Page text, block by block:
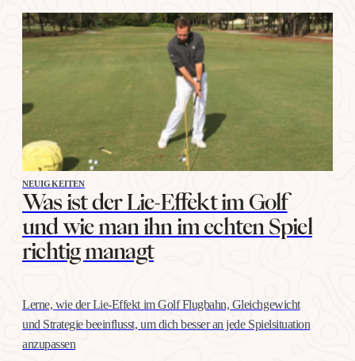
NEUIGKEITEN
Was ist der Lie-Effekt im Golf
und wie man ihn im echten Spiel
richtig managt
Lerne, wie der Lie-Effekt im Golf Flugbahn, Gleichgewicht
und Strategie beeinflusst, um dich besser an jede Spielsituation
anzupassen